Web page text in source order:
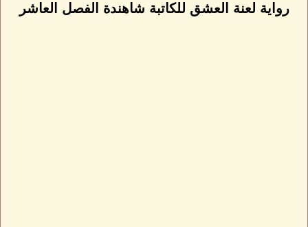
رواية لعنة العشق للكاتبة شاهندة الفصل العاشر